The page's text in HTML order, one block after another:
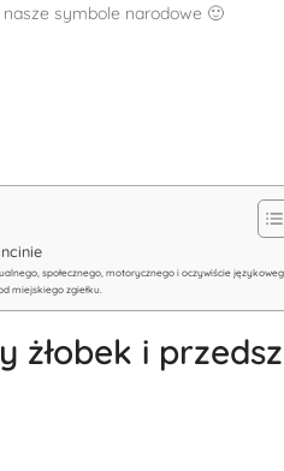
symbole narodowe 🙂
społecznego, motorycznego i oczywiście
miejskiego zgiełku.
żłobek i